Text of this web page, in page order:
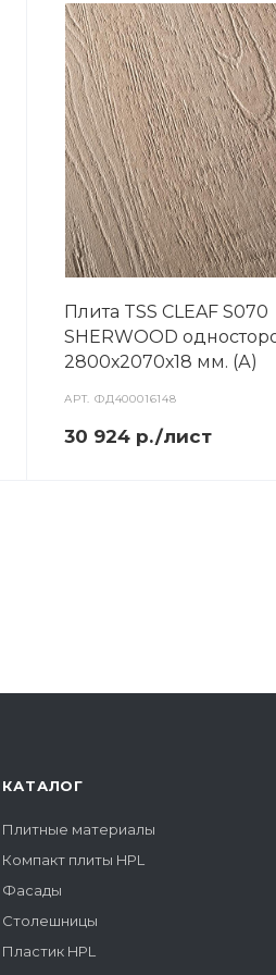
Плита TSS CLEAF S070
SHERWOOD
2800х2070х18 мм. (А)
АРТ.ФД400016148
30 924 р./лист
КАТАЛОГ
Плитные материалы
Компакт плиты HPL
Фасады
Столешницы
Пластик HPL